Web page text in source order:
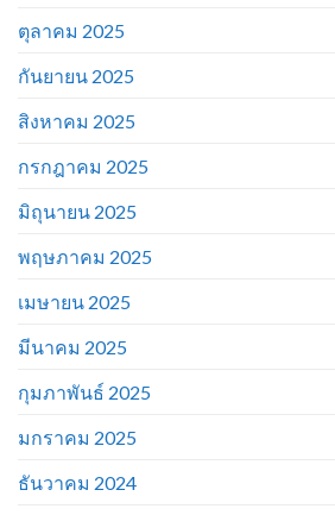
ตุลาคม 2025
กันยายน 2025
สิงหาคม 2025
กรกฎาคม 2025
มิถุนายน 2025
พฤษภาคม 2025
เมษายน 2025
มีนาคม 2025
กุมภาพันธ์ 2025
มกราคม 2025
ธันวาคม 2024